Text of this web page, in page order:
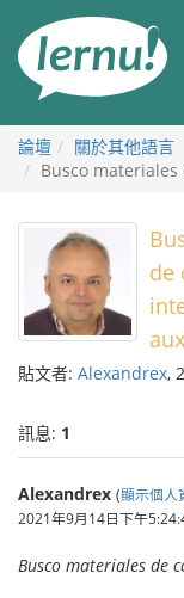
論壇
關於其他語言
Busco
de
貼文者: Alexandrex,
訊息: 1
Alexandrex (顯示個人
2021年9月14日下午
Busco materiales de